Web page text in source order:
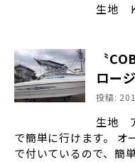
生地
〝
ロー
投稿:
生地
で簡単に行けます。 オ
で付いているので、簡